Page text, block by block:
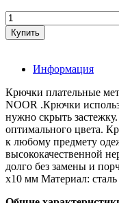
Информация
Крючки плательные
NOOR .Крючки
нужно скрыть
оптимального цвета.
к любому предмету
высококачественной
долго без замены и
х10 мм Материал: сталь